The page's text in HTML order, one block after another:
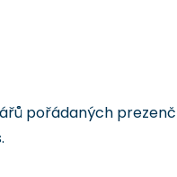
pořádaných